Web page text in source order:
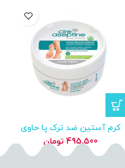
کرم آستین ضد ترک پا حاوی
150 میل
495,500 تومان